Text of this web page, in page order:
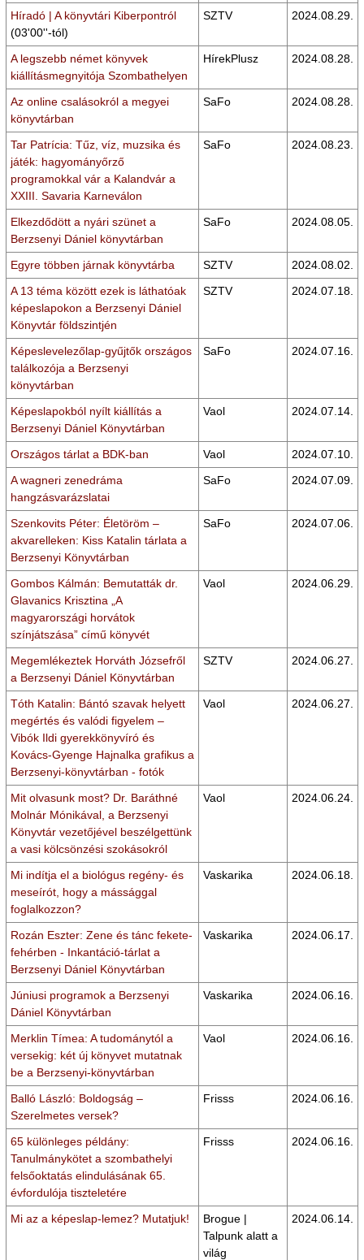
Híradó | A könyvtári Kiberpontról
(03'00''-tól)
SZTV 2024.08.29.
A legszebb német könyvek
kiállításmegnyitója Szombathelyen
HírekPlusz 2024.08.28.
Az online csalásokról a megyei
könyvtárban
SaFo 2024.08.28.
Tar Patrícia: Tűz, víz, muzsika és
játék: hagyományőrző
programokkal vár a Kalandvár a
XXIII. Savaria Karneválon
SaFo 2024.08.23.
Elkezdődött a nyári szünet a
Berzsenyi Dániel könyvtárban
SaFo 2024.08.05.
Egyre többen járnak könyvtárba SZTV
2024.08.02.
A 13 téma között ezek is láthatóak
képeslapokon a Berzsenyi Dániel
Könyvtár földszintjén
SZTV 2024.07.18.
Képeslevelezőlap-gyűjtők országos
találkozója a Berzsenyi
könyvtárban
SaFo 2024.07.16.
Képeslapokból nyílt kiállítás a
Berzsenyi Dániel Könyvtárban
Vaol 2024.07.14.
Országos tárlat a BDK-ban Vaol
2024.07.10.
A wagneri zenedráma
hangzásvarázslatai
SaFo 2024.07.09.
Szenkovits Péter: Életöröm –
akvarelleken: Kiss Katalin tárlata a
Berzsenyi Könyvtárban
SaFo 2024.07.06.
Gombos Kálmán: Bemutatták dr.
Glavanics Krisztina „A
magyarországi horvátok
színjátszása” című könyvét
Vaol 2024.06.29.
Megemlékeztek Horváth Józsefről
a Berzsenyi Dániel Könyvtárban
SZTV 2024.06.27.
Tóth Katalin: Bántó szavak helyett
megértés és valódi figyelem –
Vibók Ildi gyerekkönyvíró és
Kovács-Gyenge Hajnalka grafikus a
Berzsenyi-könyvtárban - fotók
Vaol 2024.06.27.
Mit olvasunk most? Dr. Baráthné
Molnár Mónikával, a Berzsenyi
Könyvtár vezetőjével beszélgettünk
a vasi kölcsönzési szokásokról
Vaol 2024.06.24.
Mi indítja el a biológus regény- és
meseírót, hogy a mássággal
foglalkozzon?
Vaskarika 2024.06.18.
Rozán Eszter: Zene és tánc fekete-
fehérben - Inkantáció-tárlat a
Berzsenyi Dániel Könyvtárban
Vaskarika 2024.06.17.
Júniusi programok a Berzsenyi
Dániel Könyvtárban
Vaskarika 2024.06.16.
Merklin Tímea: A tudománytól a
versekig: két új könyvet mutatnak
be a Berzsenyi-könyvtárban
Vaol 2024.06.16.
Balló László: Boldogság –
Szerelmetes versek?
Frisss 2024.06.16.
65 különleges példány:
Tanulmánykötet a szombathelyi
felsőoktatás elindulásának 65.
évfordulója tiszteletére
Frisss 2024.06.16.
Mi az a képeslap-lemez? Mutatjuk!
Brogue |
Talpunk alatt a
világ
2024.06.14.